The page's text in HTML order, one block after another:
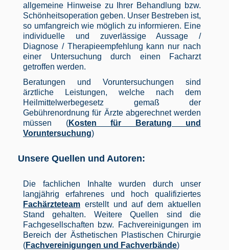
allgemeine Hinweise zu Ihrer Behandlung bzw.
Schönheitsoperation geben. Unser Bestreben ist,
so umfangreich wie möglich zu informieren. Eine
individuelle und zuverlässige Aussage /
Diagnose / Therapieempfehlung kann nur nach
einer Untersuchung durch einen Facharzt
getroffen werden.
Beratungen und Voruntersuchungen sind
ärztliche Leistungen, welche nach dem
Heilmittelwerbegesetz gemaß der
Gebührenordnung für Ärzte abgerechnet werden
müssen (Kosten für Beratung und
Voruntersuchung)
Unsere Quellen und Autoren:
Die fachlichen Inhalte wurden durch unser
langjährig erfahrenes und hoch qualifiziertes
Fachärzteteam erstellt und auf dem aktuellen
Stand gehalten. Weitere Quellen sind die
Fachgesellschaften bzw. Fachvereinigungen im
Bereich der Ästhetischen Plastischen Chirurgie
(Fachvereinigungen und Fachverbände)